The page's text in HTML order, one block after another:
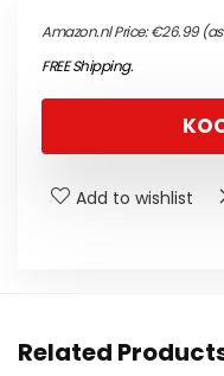
Amazon.nl Price:€26.99(as
FREE Shipping.
Add to wishlist
Related